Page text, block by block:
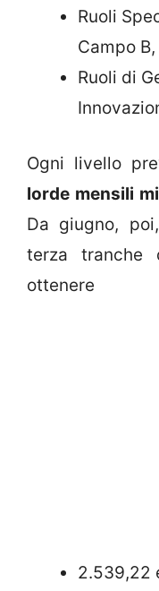
Ruoli
Campo
Ruoli di
Ogni livello
lorde mensili
Da giugno,
terza tranche
ottenere
2.539,22